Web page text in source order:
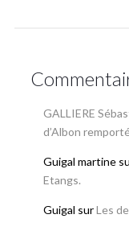
GALLIERE
d’Albon
Guigal martine
Etangs.
Guigal surLes